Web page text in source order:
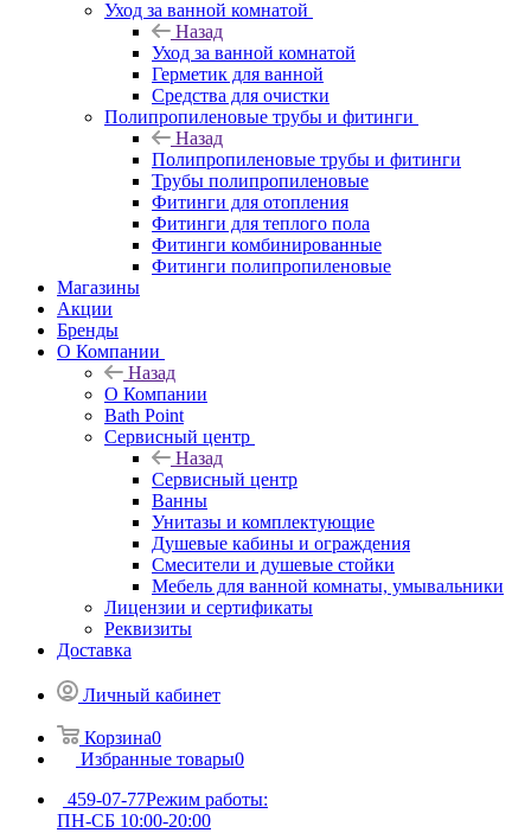
Уход за ванной комнатой
Назад
Уход за ванной комнатой
Герметик для ванной
Средства для очистки
Полипропиленовые трубы и фитинги
Назад
Полипропиленовые трубы и фитинги
Трубы полипропиленовые
Фитинги для отопления
Фитинги для теплого пола
Фитинги комбинированные
Фитинги полипропиленовые
Магазины
Акции
Бренды
О Компании
Назад
О Компании
Bath Point
Сервисный центр
Назад
Сервисный центр
Ванны
Унитазы и комплектующие
Душевые кабины и ограждения
Смесители и душевые стойки
Мебель для ванной комнаты, умывальники
Лицензии и сертификаты
Реквизиты
Доставка
Личный кабинет
Корзина0
Избранные товары0
459-07-77Режим работы:
ПН-СБ 10:00-20:00